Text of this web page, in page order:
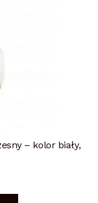
– kolor biały,